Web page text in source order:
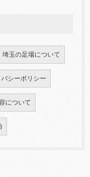
埼玉の足場について
バシーポリシー
について